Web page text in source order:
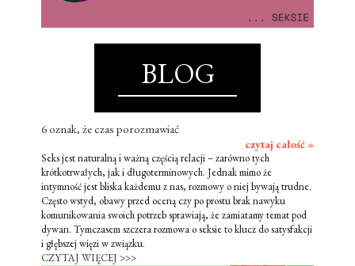
BLOG
6 oznak, że czas porozmawiać
czytaj całość »
Seks jest naturalną i ważną częścią relacji – zarówno tych
krótkotrwałych, jak i długoterminowych. Jednak mimo że
intymność jest bliska każdemu z nas, rozmowy o niej bywają trudne.
Często wstyd, obawy przed oceną czy po prostu brak nawyku
komunikowania swoich potrzeb sprawiają, że zamiatamy temat pod
dywan. Tymczasem szczera rozmowa o seksie to klucz do satysfakcji
i głębszej więzi w związku.
CZYTAJ WIĘCEJ >>>